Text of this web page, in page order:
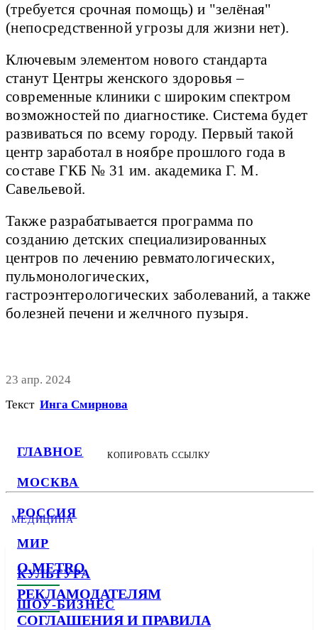
ГЛАВНОЕ
МОСКВА
РОССИЯ
МИР
КУЛЬТУРА
ШОУ-БИЗНЕС
(требуется срочная помощь) и "зелёная"
(непосредственной угрозы для жизни нет).
Ключевым элементом нового стандарта
станут Центры женского здоровья –
современные клиники с широким спектром
возможностей по диагностике. Система будет
развиваться по всему городу. Первый такой
центр заработал в ноябре прошлого года в
составе ГКБ № 31 им. академика Г. М.
Савельевой.
Также разрабатывается программа по
созданию детских специализированных
центров по лечению ревматологических,
пульмонологических,
гастроэнтерологических заболеваний, а также
болезней печени и желчного пузыря.
23 апр. 2024
Текст Инга Смирнова
КОПИРОВАТЬ ССЫЛКУ
МЕДИЦИНА
О METRO
РЕКЛАМОДАТЕЛЯМ
СОГЛАШЕНИЯ И ПРАВИЛА